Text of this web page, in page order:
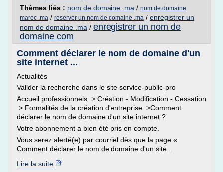
Thèmes liés : nom de domaine .ma / nom de domaine
maroc .ma / reserver un nom de domaine .ma / enregistrer un
nom de domaine .ma / enregistrer un nom de
domaine com
Comment déclarer le nom de domaine d'un
site internet ...
Actualités
Valider la recherche dans le site service-public-pro
Accueil professionnels > Création - Modification - Cessation
> Formalités de la création d'entreprise >Comment
déclarer le nom de domaine d'un site internet ?
Votre abonnement a bien été pris en compte.
Vous serez alerté(e) par courriel dès que la page «
Comment déclarer le nom de domaine d'un site...
Lire la suite